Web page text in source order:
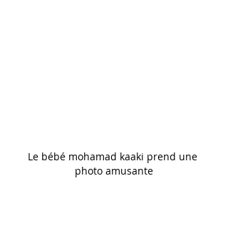
Le bébé mohamad kaaki prend une
photo amusante